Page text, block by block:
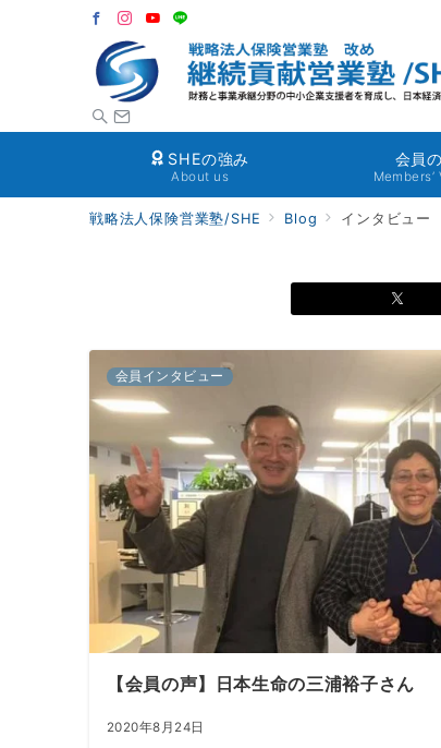
SHEの強み
About us
会員
Members’
戦略法人保険営業塾/SHE Blog インタビュー
会員インタビュー
【会員の声】日本生命の三浦裕子さん
2020年8月24日